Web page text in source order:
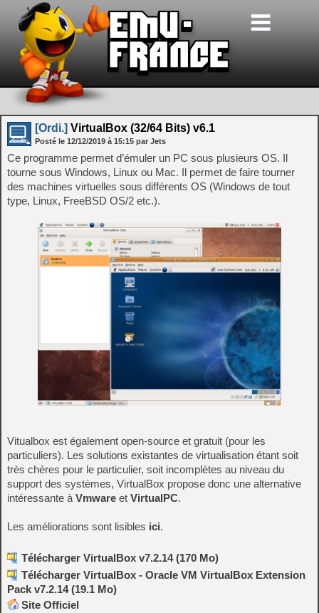
[Ordi.] VirtualBox (32/64 Bits) v6.1
Posté le 12/12/2019 à 15:15 par Jets
Ce programme permet d’émuler un PC sous plusieurs OS. Il
tourne sous Windows, Linux ou Mac. Il permet de faire tourner
des machines virtuelles sous différents OS (Windows de tout
type, Linux, FreeBSD OS/2 etc.).
Vitualbox est également open-source et gratuit (pour les
particuliers). Les solutions existantes de virtualisation étant soit
très chères pour le particulier, soit incomplètes au niveau du
support des systèmes, VirtualBox propose donc une alternative
intéressante à Vmware et VirtualPC.
Les améliorations sont lisibles ici.
Télécharger VirtualBox v7.2.14 (170 Mo)
Télécharger VirtualBox - Oracle VM VirtualBox Extension
Pack v7.2.14 (19.1 Mo)
Site Officiel